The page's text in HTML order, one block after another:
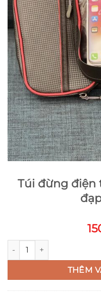
Túi đừng điện
Túi đừng điện thoại treo
THÊM